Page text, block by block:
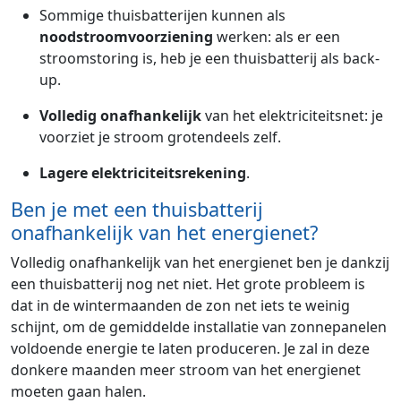
Sommige thuisbatterijen kunnen als
noodstroomvoorziening werken: als er een
stroomstoring is, heb je een thuisbatterij als back-
up.
Volledig onafhankelijkvan het elektriciteitsnet: je
voorziet je stroom grotendeels zelf.
Lagere elektriciteitsrekening.
Ben je met een thuisbatterij
onafhankelijk van het energienet?
Volledig onafhankelijk van het energienet ben je dankzij
een thuisbatterij nog net niet. Het grote probleem is
dat in de wintermaanden de zon net iets te weinig
schijnt, om de gemiddelde installatie van zonnepanelen
voldoende energie te laten produceren. Je zal in deze
donkere maanden meer stroom van het energienet
moeten gaan halen.